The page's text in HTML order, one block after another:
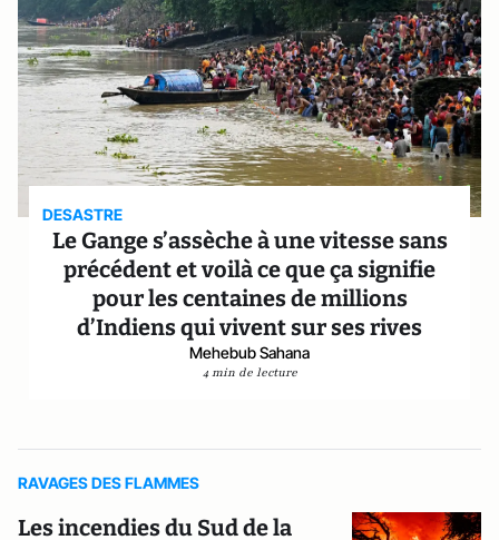
DESASTRE
Le Gange s’assèche à une vitesse sans
précédent et voilà ce que ça signifie
pour les centaines de millions
d’Indiens qui vivent sur ses rives
Mehebub Sahana
4 min de lecture
RAVAGES DES FLAMMES
Les incendies du Sud de la